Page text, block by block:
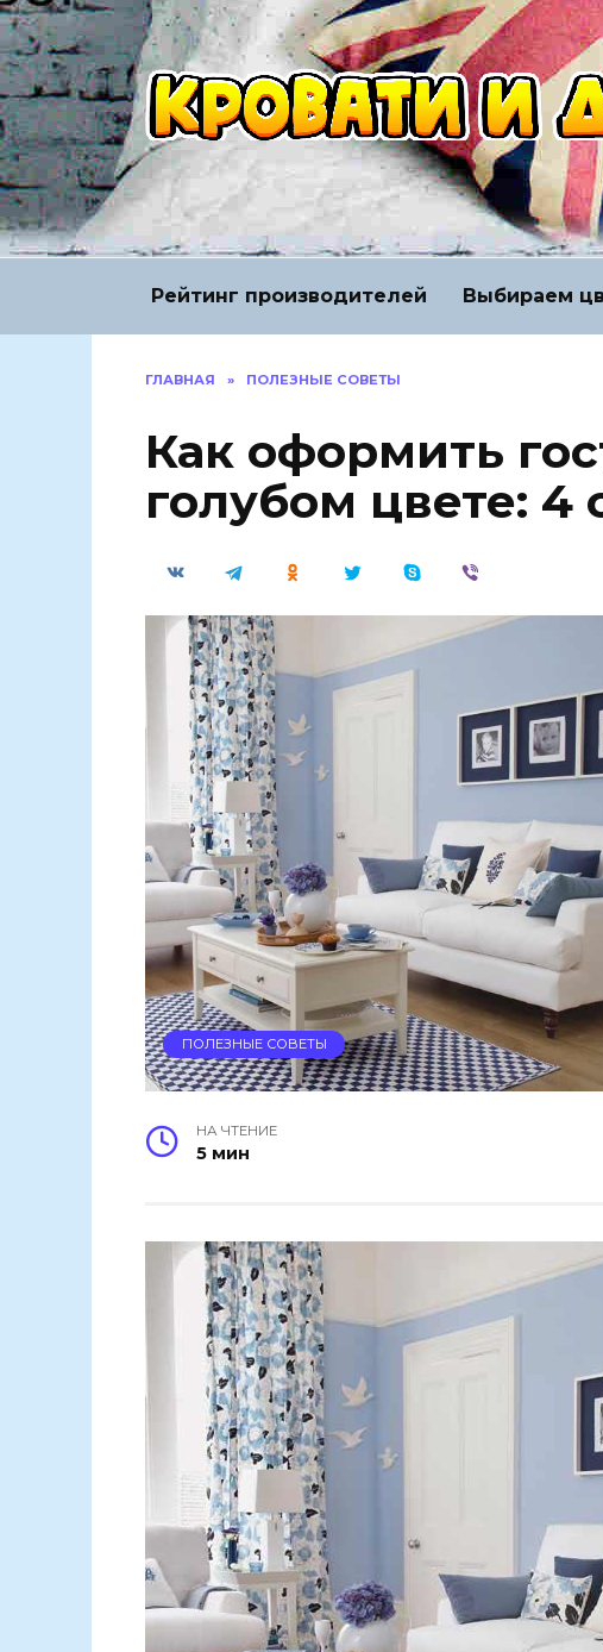
Перейти
к
содержанию
Рейтинг производителей Выбираем
ГЛАВНАЯ » ПОЛЕЗНЫЕ СОВЕТЫ
Как оформить
голубом цвете: 4
ПОЛЕЗНЫЕ СОВЕТЫ
НА ЧТЕНИЕ
5 мин